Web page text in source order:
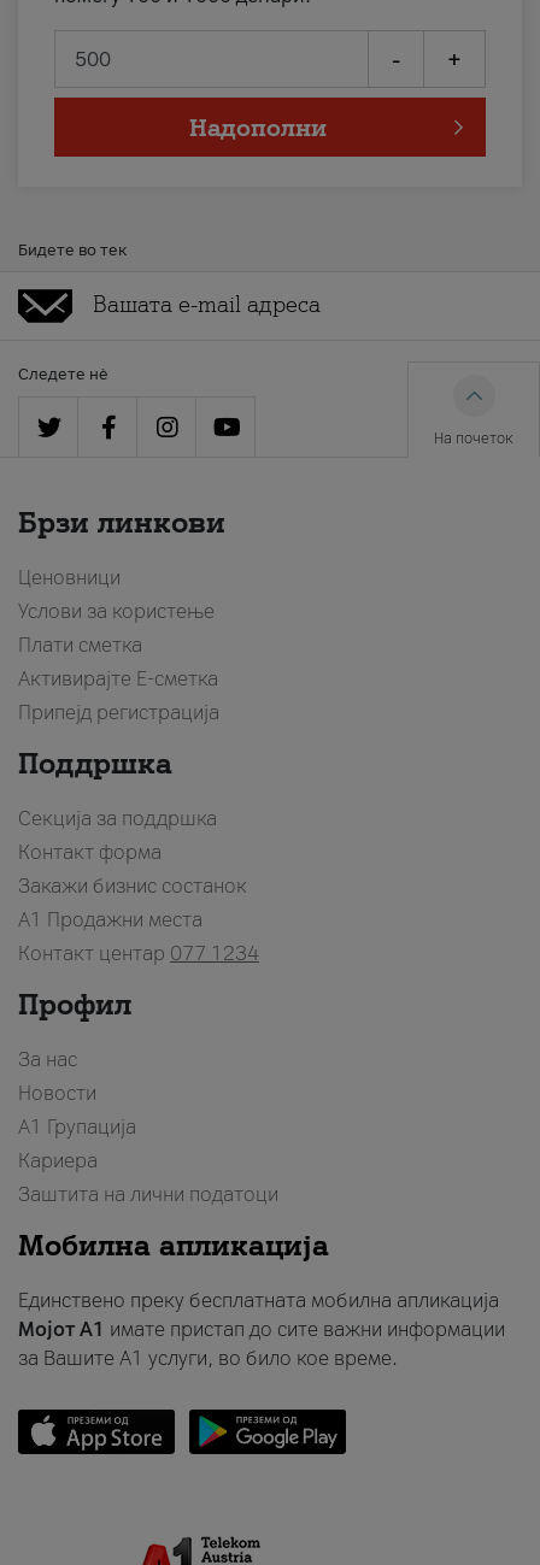
- +
Надополни
Бидете во тек
Следете нè
На почеток
Брзи линкови
Ценовници
Услови за користење
Плати сметка
Активирајте Е-сметка
Припејд регистрација
Поддршка
Секција за поддршка
Контакт форма
Закажи бизнис состанок
A1 Продажни места
Контакт центар 077 1234
Профил
За нас
Новости
А1 Групација
Кариера
Заштита на лични податоци
Мобилна апликација
Единствено преку бесплатната мобилна апликација
Мојот A1 имате пристап до сите важни информации
за Вашите A1 услуги, во било кое време.